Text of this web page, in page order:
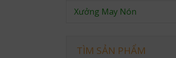
Xưởng May Nón
TÌM SẢN PHẨM